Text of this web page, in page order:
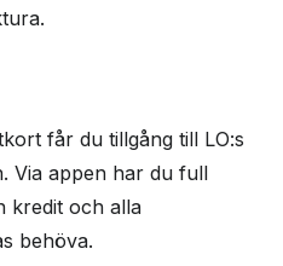
får du tillgång till LO:s
Via appen har du full
kredit och alla
behöva.